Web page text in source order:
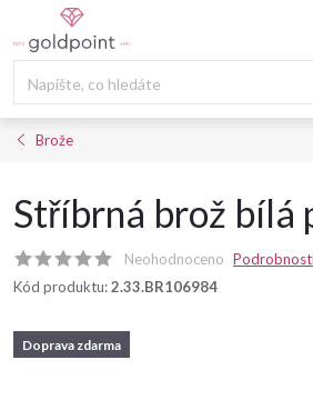
na
Brože
Stříbrná brož bílá
Neohodnoceno
Kód produktu:2.33.BR106984
Doprava zdarma